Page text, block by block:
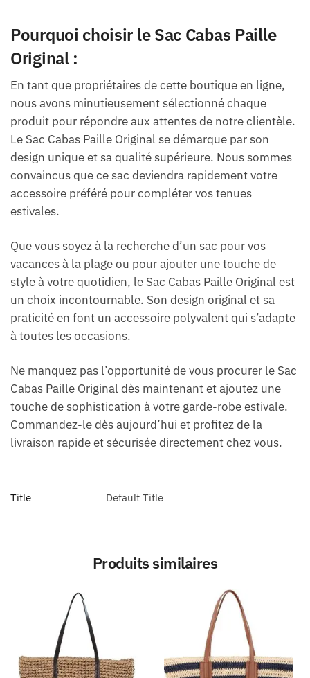
Pourquoi choisir le Sac Cabas Paille
Original :
En tant que propriétaires de cette boutique en ligne,
nous avons minutieusement sélectionné chaque
produit pour répondre aux attentes de notre clientèle.
Le Sac Cabas Paille Original se démarque par son
design unique et sa qualité supérieure. Nous sommes
convaincus que ce sac deviendra rapidement votre
accessoire préféré pour compléter vos tenues
estivales.
Que vous soyez à la recherche d’un sac pour vos
vacances à la plage ou pour ajouter une touche de
style à votre quotidien, le Sac Cabas Paille Original est
un choix incontournable. Son design original et sa
praticité en font un accessoire polyvalent qui s’adapte
à toutes les occasions.
Ne manquez pas l’opportunité de vous procurer le Sac
Cabas Paille Original dès maintenant et ajoutez une
touche de sophistication à votre garde-robe estivale.
Commandez-le dès aujourd’hui et profitez de la
livraison rapide et sécurisée directement chez vous.
Title Default Title
Produits similaires